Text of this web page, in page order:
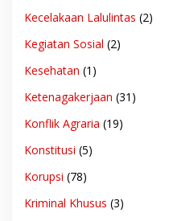
Kecelakaan Lalulintas (2)
Kegiatan Sosial (2)
Kesehatan (1)
Ketenagakerjaan (31)
Konflik Agraria (19)
Konstitusi (5)
Korupsi (78)
Kriminal Khusus (3)